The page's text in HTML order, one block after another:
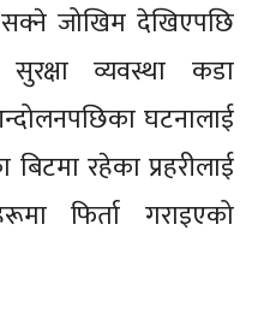
जोखिम देखिएपछि
व्यवस्था कडा
घटनालाई
रहेका प्रहरीलाई
फिर्ता गराइएको